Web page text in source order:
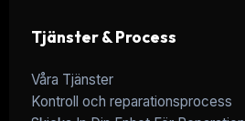
Tjänster & Process
Våra Tjänster
Kontroll och reparationsprocess